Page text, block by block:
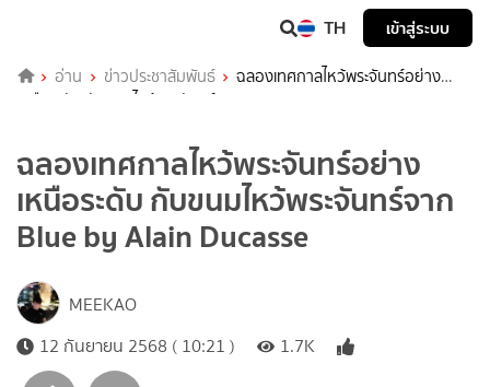
TH เข้าสู่ระบบ
อ่าน ข่าวประชาสัมพันธ์
ฉลองเทศกาลไหว้พระจันทร์อย่าง
เหนือระดับ กับขนมไหว้พระจันทร์จาก Blue by Alain Ducasse
ฉลองเทศกาลไหว้พระจันทร์อย่าง
เหนือระดับ กับขนมไหว้พระจันทร์จาก
Blue by Alain Ducasse
MEEKAO
12 กันยายน 2568 ( 10:21 )
1.7K